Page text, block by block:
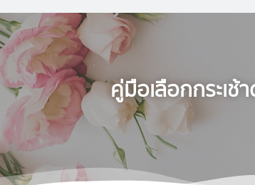
คู่มือเลือกกระเ